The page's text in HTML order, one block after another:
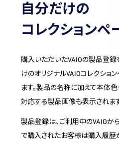
あなたと共に。
自分だけの
コレクションペ
購入いただいたVAIOの製品登録
けのオリジナルVAIOコレクショ
ます。製品の名称に加えて本体
対応する製品画像も表示されます
製品登録は、ご利用中のVAIOか
で購入されたお客様は購入履歴